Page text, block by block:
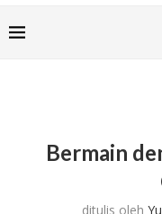
Bermain
ditulis oleh